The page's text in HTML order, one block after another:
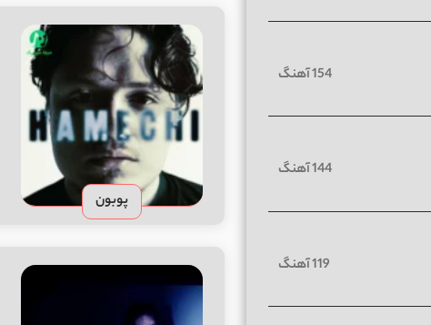
پوبون
154 آهنگ
144 آهنگ
119 آهنگ